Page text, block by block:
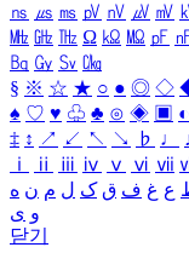
㎱ ㎲ ㎳ ㎴ ㎵ ㎶ ㎷
㎒ ㎓ ㎔ Ω ㏀ ㏁ ㎊
㏃ ㏉ ㏜ ㏆
§ ※ ☆ ★ ○ ● ◎ ◇
♠ ♡ ♥ ♧ ♣ ⊙ ◈ ▣ ◐
‡ ↕ ↗ ↙ ↖ ↘ ♭ ♩
ⅰ
ⅱ ⅲ ⅳ ⅴ ⅵ ⅶ
ع غ ف ق ک ل م ن ه
و ی
닫기